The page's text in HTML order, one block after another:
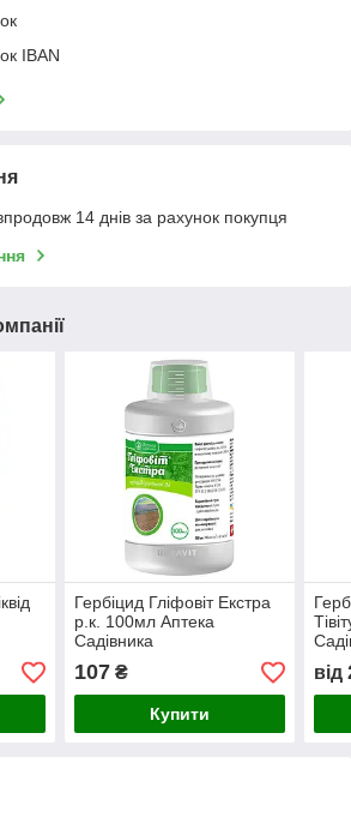
IBAN
14 днів за рахунок покупця
Гербіцид Гліфовіт Екстра
р.к. 100мл Аптека
Садівника
107₴
Купити
від